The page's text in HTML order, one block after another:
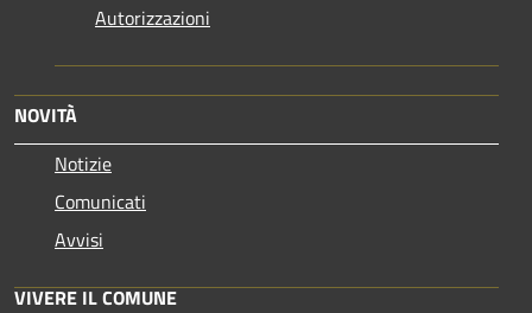
Autorizzazioni
NOVITÀ
Notizie
Comunicati
Avvisi
VIVERE IL COMUNE